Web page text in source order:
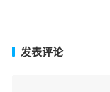
发表评论